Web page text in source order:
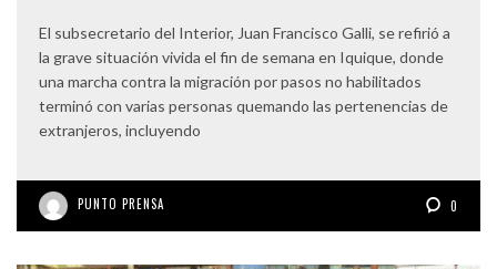
El subsecretario del Interior, Juan Francisco Galli, se refirió a
la grave situación vivida el fin de semana en Iquique, donde
una marcha contra la migración por pasos no habilitados
terminó con varias personas quemando las pertenencias de
extranjeros, incluyendo
PUNTO PRENSA 0